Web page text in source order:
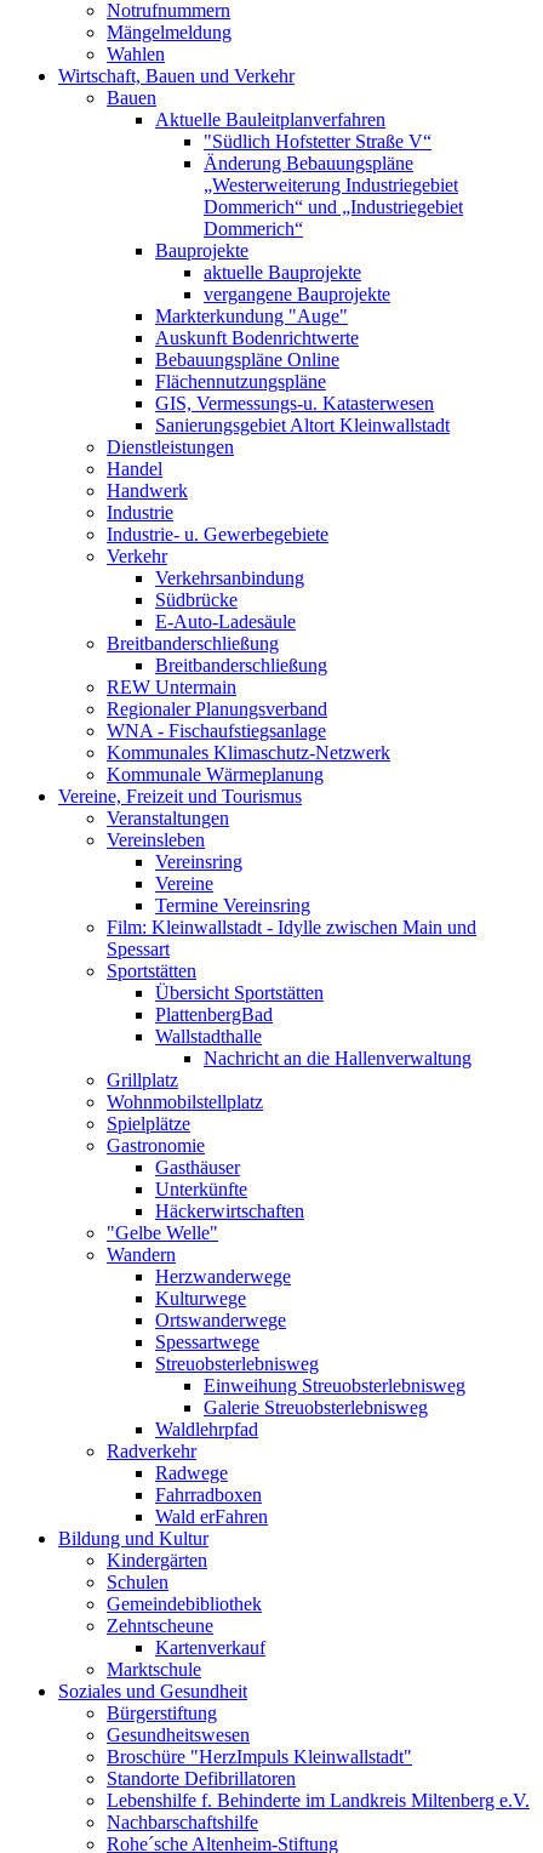
Notrufnummern
Mängelmeldung
Wahlen
Wirtschaft, Bauen und Verkehr
Bauen
Aktuelle Bauleitplanverfahren
"Südlich Hofstetter Straße V“
Änderung Bebauungspläne
„Westerweiterung Industriegebiet
Dommerich“ und „Industriegebiet
Dommerich“
Bauprojekte
aktuelle Bauprojekte
vergangene Bauprojekte
Markterkundung "Auge"
Auskunft Bodenrichtwerte
Bebauungspläne Online
Flächennutzungspläne
GIS, Vermessungs-u. Katasterwesen
Sanierungsgebiet Altort Kleinwallstadt
Dienstleistungen
Handel
Handwerk
Industrie
Industrie- u. Gewerbegebiete
Verkehr
Verkehrsanbindung
Südbrücke
E-Auto-Ladesäule
Breitbanderschließung
Breitbanderschließung
REW Untermain
Regionaler Planungsverband
WNA - Fischaufstiegsanlage
Kommunales Klimaschutz-Netzwerk
Kommunale Wärmeplanung
Vereine, Freizeit und Tourismus
Veranstaltungen
Vereinsleben
Vereinsring
Vereine
Termine Vereinsring
Film: Kleinwallstadt - Idylle zwischen Main und
Spessart
Sportstätten
Übersicht Sportstätten
PlattenbergBad
Wallstadthalle
Nachricht an die Hallenverwaltung
Grillplatz
Wohnmobilstellplatz
Spielplätze
Gastronomie
Gasthäuser
Unterkünfte
Häckerwirtschaften
"Gelbe Welle"
Wandern
Herzwanderwege
Kulturwege
Ortswanderwege
Spessartwege
Streuobsterlebnisweg
Einweihung Streuobsterlebnisweg
Galerie Streuobsterlebnisweg
Waldlehrpfad
Radverkehr
Radwege
Fahrradboxen
Wald erFahren
Bildung und Kultur
Kindergärten
Schulen
Gemeindebibliothek
Zehntscheune
Kartenverkauf
Marktschule
Soziales und Gesundheit
Bürgerstiftung
Gesundheitswesen
Broschüre "HerzImpuls Kleinwallstadt"
Standorte Defibrillatoren
Lebenshilfe f. Behinderte im Landkreis Miltenberg e.V.
Nachbarschaftshilfe
Rohe´sche Altenheim-Stiftung